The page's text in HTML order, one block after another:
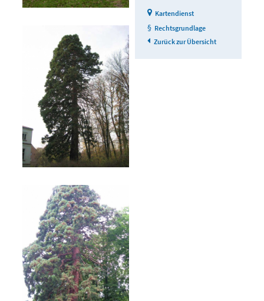
Kartendienst
Rechtsgrundlage
Zurück zur Übersicht